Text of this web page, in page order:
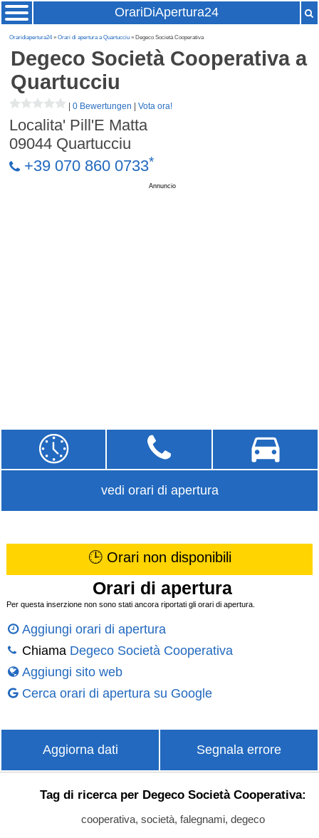
OrariDiApertura24
Oraridiapertura24»Orari di apertura a Quartucciu » Degeco Società Cooperativa
Degeco Società Cooperativaa
Quartucciu
|0 Bewertungen |Vota ora!
Localita' Pill'E Matta
09044 Quartucciu
+39 070 860 0733*
Annuncio
vedi orari di apertura
🕒 Orari non disponibili
Orari di apertura
Per questa inserzione non sono stati ancora riportati gli orari di apertura.
Aggiungi orari di apertura
Chiama Degeco Società Cooperativa
Aggiungi sito web
Cerca orari di apertura su Google
Aggiorna dati Segnala errore
Tag di ricerca per Degeco Società Cooperativa:
cooperativa, società, falegnami, degeco